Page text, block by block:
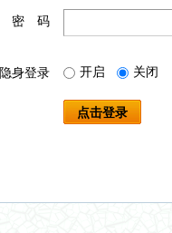
密 码
隐身登录 开启 关闭
点击登录